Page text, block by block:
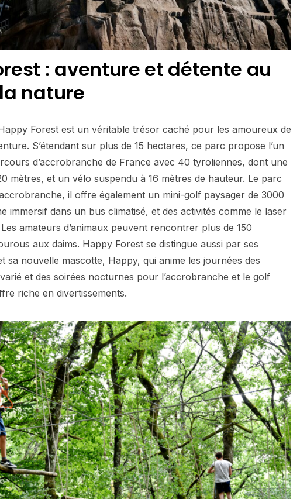
: aventure et détente au
nature
Forest est un véritable trésor caché pour les amoureux de
S’étendant sur plus de 15 hectares, ce parc propose l’un
d’accrobranche de France avec 40 tyroliennes, dont une
mètres, et un vélo suspendu à 16 mètres de hauteur. Le parc
il offre également un mini-golf paysager de 3000
immersif dans un bus climatisé, et des activités comme le laser
amateurs d’animaux peuvent rencontrer plus de 150
aux daims. Happy Forest se distingue aussi par ses
sa nouvelle mascotte, Happy, qui anime les journées des
et des soirées nocturnes pour l’accrobranche et le golf
riche en divertissements.